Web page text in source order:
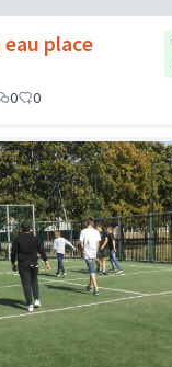
place
0 0